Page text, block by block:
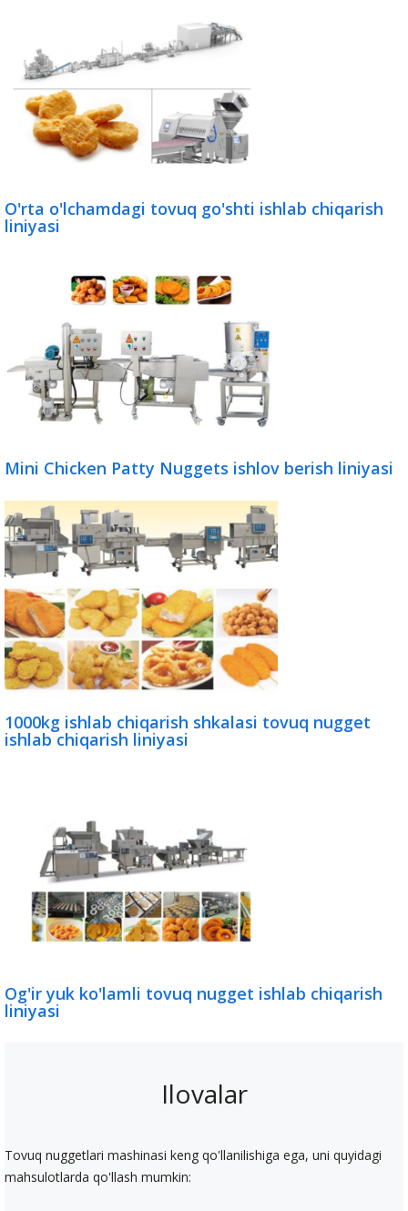
O'rta o'lchamdagi tovuq go'shti ishlab chiqarish
liniyasi
Mini Chicken Patty Nuggets ishlov berish liniyasi
1000kg ishlab chiqarish shkalasi tovuq nugget
ishlab chiqarish liniyasi
Og'ir yuk ko'lamli tovuq nugget ishlab chiqarish
liniyasi
Ilovalar
Tovuq nuggetlari mashinasi keng qo'llanilishiga ega, uni quyidagi
mahsulotlarda qo'llash mumkin: